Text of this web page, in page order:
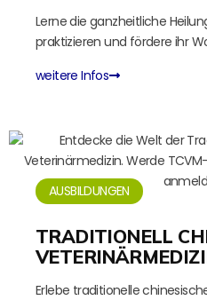
Lerne die ganzheitliche
praktizieren und fördere ihr
weitere Infos
AUSBILDUNGEN
TRADITIONELL
Erlebe traditionelle